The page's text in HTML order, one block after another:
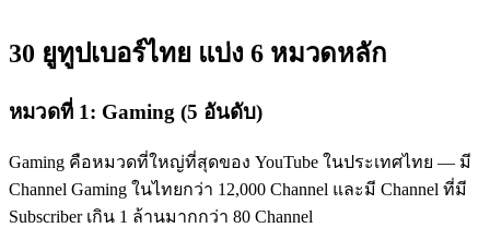
30 ยูทูปเบอร์ไทย แบ่ง 6 หมวดหลัก
หมวดที่ 1: Gaming (5 อันดับ)
Gaming คือหมวดที่ใหญ่ที่สุดของ YouTube ในประเทศไทย — มี
Channel Gaming ในไทยกว่า 12,000 Channel และมี Channel ที่มี
Subscriber เกิน 1 ล้านมากกว่า 80 Channel